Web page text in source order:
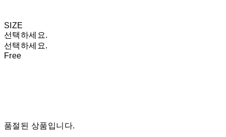
SIZE
선택하세요.
선택하세요.
Free
품절된 상품입니다.